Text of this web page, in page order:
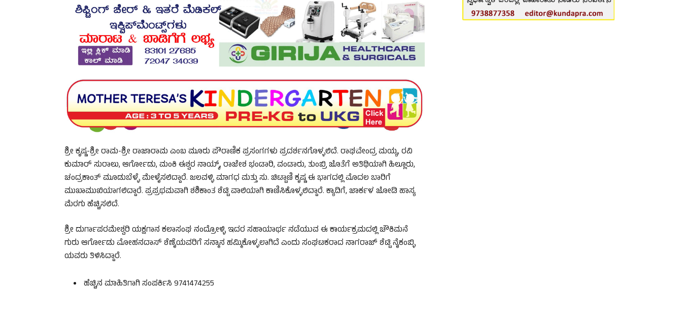
ಶ್ರೀ ಕೃಷ್ಣ-ಶ್ರೀ ರಾಮ-ಶ್ರೀ ರಾಜಾರಾಮ ಎಂಬ ಮೂರು ಪೌರಾಣಿಕ ಪ್ರಸಂಗಗಳು ಪ್ರದರ್ಶನಗೊಳ್ಳಲಿದೆ. ರಾಘವೇಂದ್ರ ಮಯ್ಯ, ರವಿ
ಕುಮಾರ್ ಸುರಾಲು, ಆರ್ಗೋಡು, ಮಂಕಿ ಈಶ್ವರ ನಾಯ್ಕ್, ರಾಜೇಶ ಭಂಡಾರಿ, ವಂಡಾರು, ತುಂಬ್ರಿ ಜೊತೆಗೆ ಅತಿಥಿಯಾಗಿ ಹಿಲ್ಲೂರು,
ಚಂದ್ರಕಾಂತ್ ಮೂಡುಬೆಳ್ಳೆ ಮೇಳೈಸಲಿದ್ದಾರೆ. ಜಲವಳ್ಳಿ ಮಾಗಧ ಮತ್ತು ಸು. ಚಿಟ್ಟಾಣಿ ಕೃಷ್ಣ ಈ ಭಾಗದಲ್ಲಿ ಮೊದಲ ಬಾರಿಗೆ
ಮುಖಾಮುಖಿಯಾಗಲಿದ್ದಾರೆ. ಪ್ರಪ್ರಥಮವಾಗಿ ಶಶಿಕಾಂತ ಶೆಟ್ಟಿ ವಾಲಿಯಾಗಿ ಕಾಣಿಸಿಕೊಳ್ಳಲಿದ್ದಾರೆ. ಕ್ಯಾದಿಗೆ, ಜಾರ್ಕಳ ಜೋಡಿ ಹಾಸ್ಯ
ಮೆರಗು ಹೆಚ್ಚಿಸಲಿದೆ.
ಶ್ರೀ ದುರ್ಗಾಪರಮೇಶ್ವರಿ ಯಕ್ಷಗಾನ ಕಲಾಸಂಘ ನಂದ್ರೋಳ್ಳಿ ಇದರ ಸಹಾಯಾರ್ಥ ನಡೆಯುವ ಈ ಕಾರ್ಯಕ್ರಮದಲ್ಲಿ ಚೌಕಿಮನೆ
ಗುರು ಆರ್ಗೋಡು ಮೋಹನದಾಸ್ ಶೆಣೈಯವರಿಗೆ ಸನ್ಮಾನ ಹಮ್ಮಿಕೊಳ್ಳಲಾಗಿದೆ ಎಂದು ಸಂಘಟಕರಾದ ನಾಗರಾಜ್ ಶೆಟ್ಟಿ ನೈಕಂಬ್ಳಿ
ಯವರು ತಿಳಿಸಿದ್ದಾರೆ.
ಹೆಚ್ಚಿನ ಮಾಹಿತಿಗಾಗಿ ಸಂಪರ್ಕಿಸಿ 9741474255